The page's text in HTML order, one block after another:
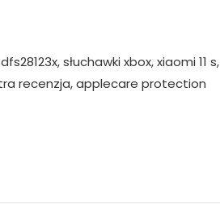
słuchawki xbox, xiaomi 11 s,
recenzja, applecare protection